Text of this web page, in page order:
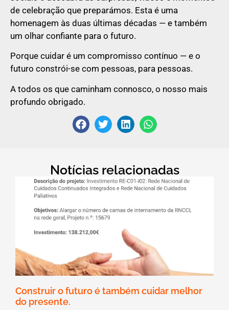
de celebração que preparámos. Esta é uma
homenagem às duas últimas décadas — e também
um olhar confiante para o futuro.
Porque cuidar é um compromisso contínuo — e o
futuro constrói-se com pessoas, para pessoas.
A todos os que caminham connosco, o nosso mais
profundo obrigado.
Notícias relacionadas
Construir o futuro é também cuidar melhor
do presente.